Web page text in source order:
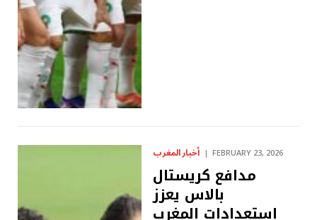
أخبار المغرب FEBRUARY 23, 2026
مدافع كريستال
بالاس يعزز
استعدادات المغرب